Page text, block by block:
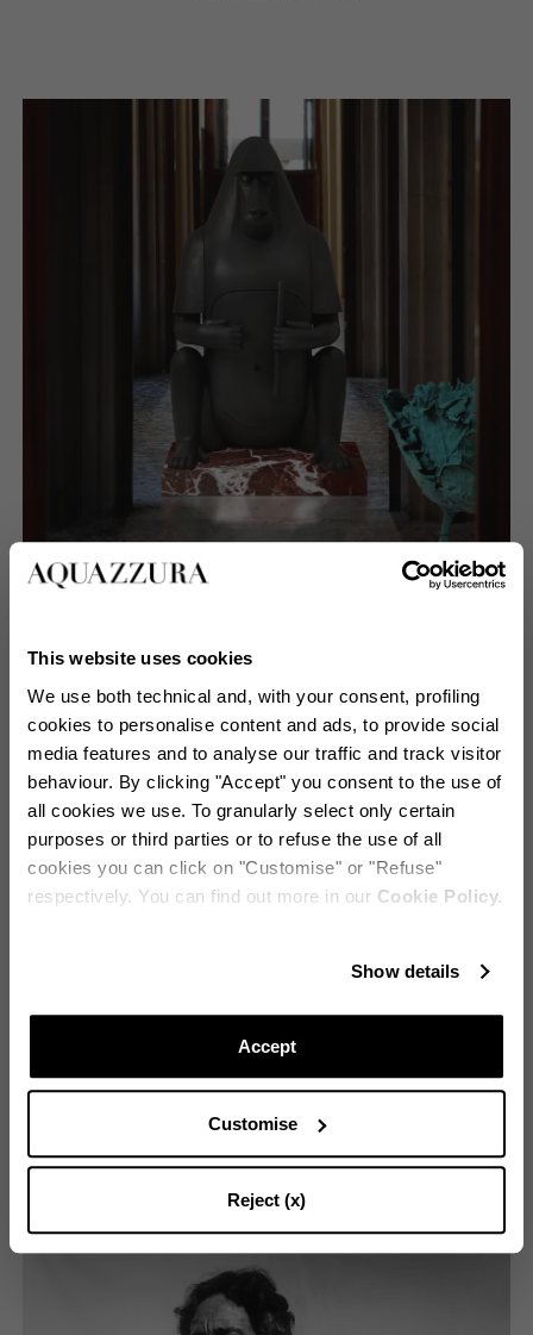
This website uses cookies
We use both technical and, with your consent, profiling
cookies to personalise content and ads, to provide social
media features and to analyse our traffic and track visitor
behaviour. By clicking "Accept" you consent to the use of
all cookies we use. To granularly select only certain
purposes or third parties or to refuse the use of all
cookies you can click on "Customise" or "Refuse"
respectively. You can find out more in our Cookie Policy.
Show details
Accept
Customise
Reject (x)
Bleibe immer auf dem laufenden!
WEITER ABONNIEREN
Planète Lalanne, curate by Jérôme Neutres